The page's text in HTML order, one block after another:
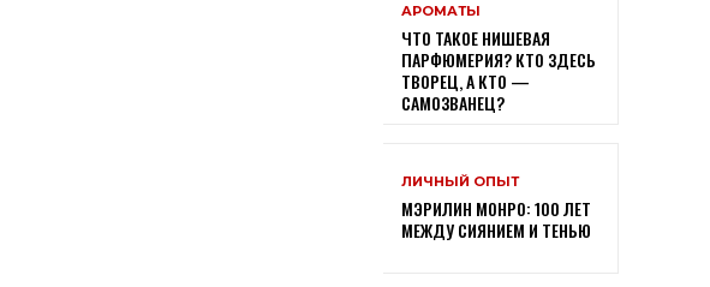
АРОМАТЫ
ЧТО ТАКОЕ НИШЕВАЯ
ПАРФЮМЕРИЯ? КТО ЗДЕСЬ
ТВОРЕЦ, А КТО —
САМОЗВАНЕЦ?
ЛИЧНЫЙ ОПЫТ
МЭРИЛИН МОНРО: 100 ЛЕТ
МЕЖДУ СИЯНИЕМ И ТЕНЬЮ